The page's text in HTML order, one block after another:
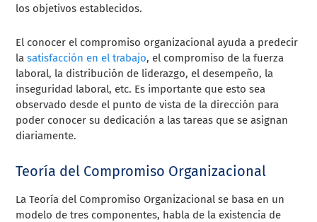
los objetivos establecidos.
El conocer el compromiso organizacional ayuda a predecir
lasatisfacción en el trabajo, el compromiso de la fuerza
laboral, la distribución de liderazgo, el desempeño, la
inseguridad laboral, etc. Es importante que esto sea
observado desde el punto de vista de la dirección para
poder conocer su dedicación a las tareas que se asignan
diariamente.
Teoría del Compromiso Organizacional
La Teoría del Compromiso Organizacional se basa en un
modelo de tres componentes, habla de la existencia de